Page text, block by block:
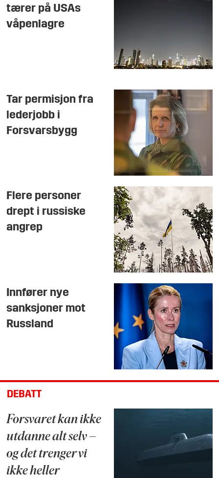
tærer på USAs
våpenlagre
Tar permisjon fra
lederjobb i
Forsvarsbygg
Flere personer
drept i russiske
angrep
Innfører nye
sanksjoner mot
Russland
DEBATT
Forsvaret kan ikke
utdanne alt selv –
og det trenger vi
ikke heller